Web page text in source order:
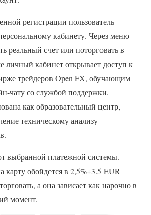
регистрации пользователь
кабинету. Через меню
реальный счет или поторговать в
личный кабинет открывает доступ к
трейдеров Open FX, обучающим
чату со службой поддержки.
как образовательный центр,
техническому анализу
выбранной платежной системы.
обойдется в 2,5%+3.5 EUR
а она зависает как нарочно в
момент.